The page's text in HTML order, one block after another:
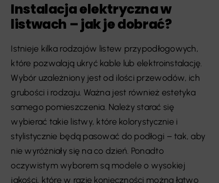
Instalacja elektryczna w
listwach – jak je dobrać?
Istnieje kilka rodzajów listew przypodłogowych,
które pozwalają ukryć kable lub elektroinstalację.
Wybór uzależniony jest od ilości przewodów, ich
grubości i rodzaju. Ważna jest również estetyka
samego pomieszczenia. Należy starać się
wybierać takie listwy, które kolorystycznie i
stylistycznie będą pasować do podłogi – tak, aby
nie wyróżniały się na co dzień. Ponadto
oczywistym wyborem są modele o wysokiej
jakości, które w razie konieczności można łatwo